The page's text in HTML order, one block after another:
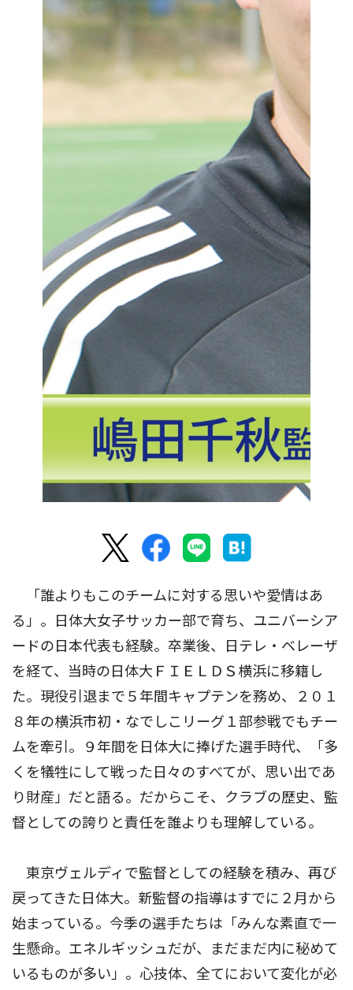
「誰よりもこのチームに対する思いや愛情はあ
る」。日体大女子サッカー部で育ち、ユニバーシア
ードの日本代表も経験。卒業後、日テレ・ベレーザ
を経て、当時の日体大ＦＩＥＬＤＳ横浜に移籍し
た。現役引退まで５年間キャプテンを務め、２０１
８年の横浜市初・なでしこリーグ１部参戦でもチー
ムを牽引。９年間を日体大に捧げた選手時代、「多
くを犠牲にして戦った日々のすべてが、思い出であ
り財産」だと語る。だからこそ、クラブの歴史、監
督としての誇りと責任を誰よりも理解している。
東京ヴェルディで監督としての経験を積み、再び
戻ってきた日体大。新監督の指導はすでに２月から
始まっている。今季の選手たちは「みんな素直で一
生懸命。エネルギッシュだが、まだまだ内に秘めて
いるものが多い」。心技体、全てにおいて変化が必